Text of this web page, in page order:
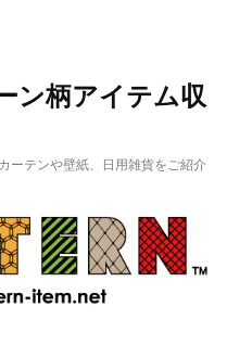
ン柄アイテム収
ーテンや壁紙、日用雑貨をご紹介